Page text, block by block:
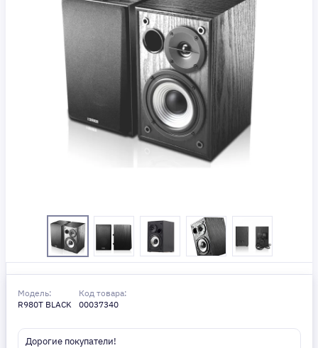
Модель:
R980T BLACK
Код товара:
00037340
Дорогие покупатели!